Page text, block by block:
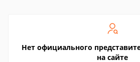
Нет официального
на сайте